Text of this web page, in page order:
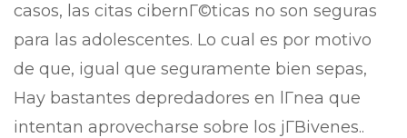
casos, las citas cibernГ©ticas no son seguras
para las adolescentes. Lo cual es por motivo
de que, igual que seguramente bien sepas,
Hay bastantes depredadores en lГ­nea que
intentan aprovecharse sobre los jГ­Віvenes..